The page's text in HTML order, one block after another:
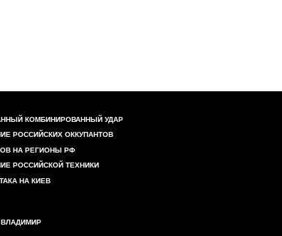
КОМБИНИРОВАННЫЙ УДАР
РОССИЙСКИХ ОККУПАНТОВ
НА РЕГИОНЫ РФ
РОССИЙСКОЙ ТЕХНИКИ
НА КИЕВ
ВЛАДИМИР